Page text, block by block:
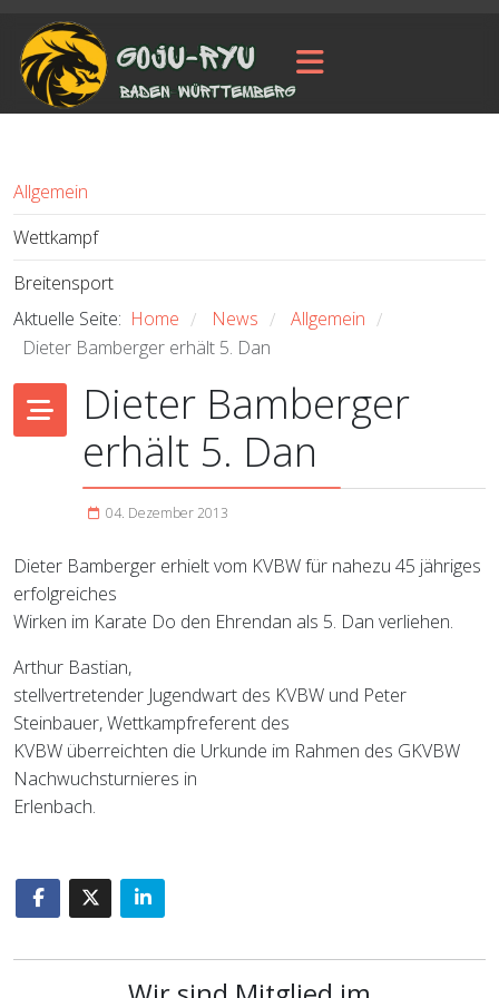
Allgemein
Wettkampf
Breitensport
Aktuelle Seite: Home / News / Allgemein /
Dieter Bamberger erhält 5. Dan
Dieter Bamberger
erhält 5. Dan
04. Dezember 2013
Dieter Bamberger erhielt vom KVBW für nahezu 45 jähriges
erfolgreiches
Wirken im Karate Do den Ehrendan als 5. Dan verliehen.
Arthur Bastian,
stellvertretender Jugendwart des KVBW und Peter
Steinbauer, Wettkampfreferent des
KVBW überreichten die Urkunde im Rahmen des GKVBW
Nachwuchsturnieres in
Erlenbach.